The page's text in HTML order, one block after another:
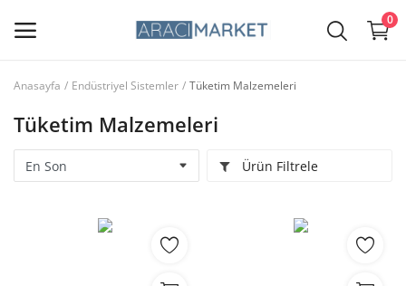
0
Kategoriler
Anasayfa Endüstriyel Sistemler Tüketim Malzemeleri
Tüketim Malzemeleri
Ürün Filtrele